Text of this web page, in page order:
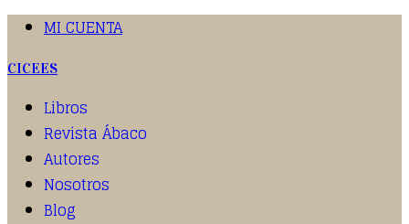
MI CUENTA
CICEES
Libros
Revista Ábaco
Autores
Nosotros
Blog